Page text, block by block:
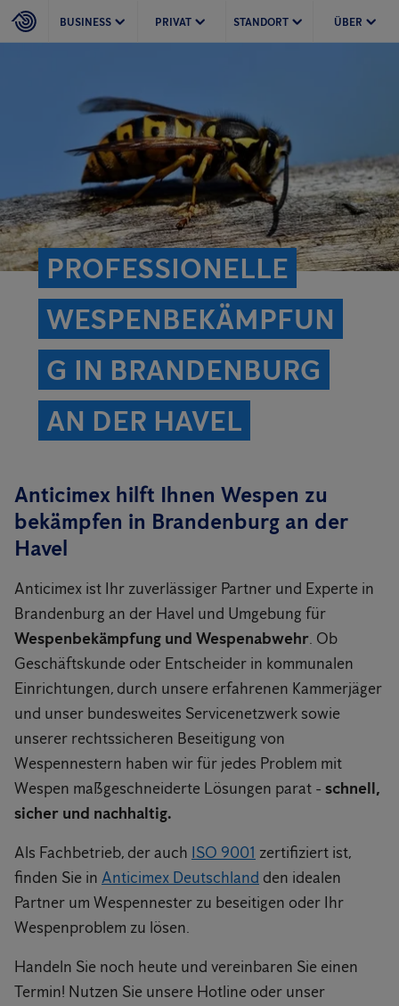
BUSINESS PRIVAT STANDORT ÜBER
PROFESSIONELLE
WESPENBEKÄMPFUN
G IN BRANDENBURG
AN DER HAVEL
Anticimex hilft Ihnen Wespen zu
bekämpfen in Brandenburg an der
Havel
Anticimex ist Ihr zuverlässiger Partner und Experte in
Brandenburg an der Havel und Umgebung für
Wespenbekämpfung und Wespenabwehr. Ob
Geschäftskunde oder Entscheider in kommunalen
Einrichtungen, durch unsere erfahrenen Kammerjäger
und unser bundesweites Servicenetzwerk sowie
unserer rechtssicheren Beseitigung von
Wespennestern haben wir für jedes Problem mit
Wespen maßgeschneiderte Lösungen parat - schnell,
sicher und nachhaltig.
Als Fachbetrieb, der auch ISO 9001 zertifiziert ist,
finden Sie in Anticimex Deutschland den idealen
Partner um Wespennester zu beseitigen oder Ihr
Wespenproblem zu lösen.
Handeln Sie noch heute und vereinbaren Sie einen
Termin! Nutzen Sie unsere Hotline oder unser